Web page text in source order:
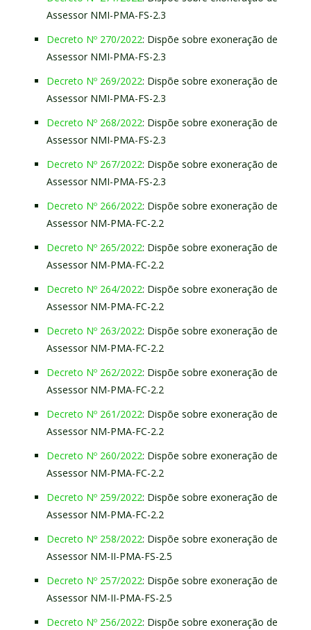
Assessor NMI-PMA-FS-2.3
Decreto Nº 270/2022: Dispõe sobre exoneração de
Assessor NMI-PMA-FS-2.3
Decreto Nº 269/2022: Dispõe sobre exoneração de
Assessor NMI-PMA-FS-2.3
Decreto Nº 268/2022: Dispõe sobre exoneração de
Assessor NMI-PMA-FS-2.3
Decreto Nº 267/2022: Dispõe sobre exoneração de
Assessor NMI-PMA-FS-2.3
Decreto Nº 266/2022: Dispõe sobre exoneração de
Assessor NM-PMA-FC-2.2
Decreto Nº 265/2022: Dispõe sobre exoneração de
Assessor NM-PMA-FC-2.2
Decreto Nº 264/2022: Dispõe sobre exoneração de
Assessor NM-PMA-FC-2.2
Decreto Nº 263/2022: Dispõe sobre exoneração de
Assessor NM-PMA-FC-2.2
Decreto Nº 262/2022: Dispõe sobre exoneração de
Assessor NM-PMA-FC-2.2
Decreto Nº 261/2022: Dispõe sobre exoneração de
Assessor NM-PMA-FC-2.2
Decreto Nº 260/2022: Dispõe sobre exoneração de
Assessor NM-PMA-FC-2.2
Decreto Nº 259/2022: Dispõe sobre exoneração de
Assessor NM-PMA-FC-2.2
Decreto Nº 258/2022: Dispõe sobre exoneração de
Assessor NM-II-PMA-FS-2.5
Decreto Nº 257/2022: Dispõe sobre exoneração de
Assessor NM-II-PMA-FS-2.5
Decreto Nº 256/2022: Dispõe sobre exoneração de